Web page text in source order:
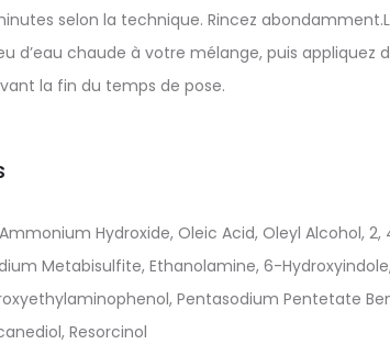
selon la technique. Rincez
d’eau chaude à votre mélange, puis appliquez
la fin du temps de pose.
Hydroxide, Oleic Acid, Oleyl Alcohol, 2,
Metabisulfite, Ethanolamine, 6-
Pentasodium Pentetate
Resorcinol